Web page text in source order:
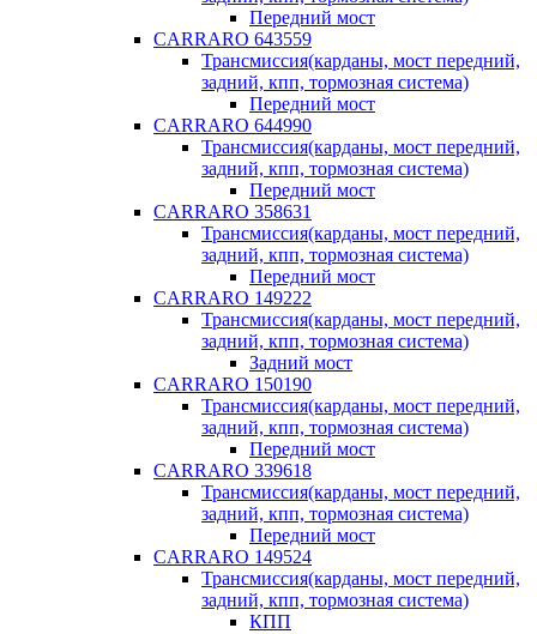
Передний мост
CARRARO 643559
Трансмиссия(карданы, мост передний,
задний, кпп, тормозная система)
Передний мост
CARRARO 644990
Трансмиссия(карданы, мост передний,
задний, кпп, тормозная система)
Передний мост
CARRARO 358631
Трансмиссия(карданы, мост передний,
задний, кпп, тормозная система)
Передний мост
CARRARO 149222
Трансмиссия(карданы, мост передний,
задний, кпп, тормозная система)
Задний мост
CARRARO 150190
Трансмиссия(карданы, мост передний,
задний, кпп, тормозная система)
Передний мост
CARRARO 339618
Трансмиссия(карданы, мост передний,
задний, кпп, тормозная система)
Передний мост
CARRARO 149524
Трансмиссия(карданы, мост передний,
задний, кпп, тормозная система)
КПП